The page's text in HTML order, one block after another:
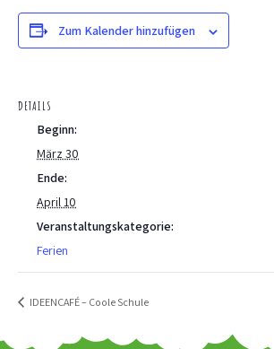
Zum Kalender hinzufügen
DETAILS
Beginn:
März 30
Ende:
April 10
Veranstaltungskategorie:
Ferien
IDEENCAFÉ – Coole Schule